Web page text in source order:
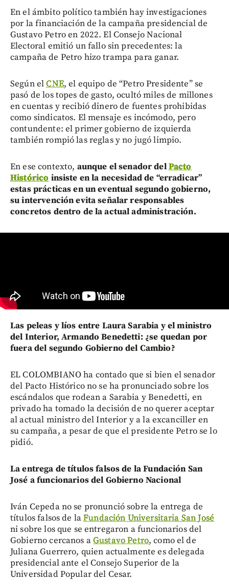
En el ámbito político también hay investigaciones
por la financiación de la campaña presidencial de
Gustavo Petro en 2022. El Consejo Nacional
Electoral emitió un fallo sin precedentes: la
campaña de Petro hizo trampa para ganar.
Según elCNE, el equipo de “Petro Presidente” se
pasó de los topes de gasto, ocultó miles de millones
en cuentas y recibió dinero de fuentes prohibidas
como sindicatos. El mensaje es incómodo, pero
contundente: el primer gobierno de izquierda
también rompió las reglas y no jugó limpio.
En ese contexto, aunque el senador delPacto
Histórico insiste en la necesidad de “erradicar”
estas prácticas en un eventual segundo gobierno,
su intervención evita señalar responsables
concretos dentro de la actual administración.
Las peleas y líos entre Laura Sarabia y el ministro
del Interior, Armando Benedetti: ¿se quedan por
fuera del segundo Gobierno del Cambio?
EL COLOMBIANO ha contado que si bien el senador
del Pacto Histórico no se ha pronunciado sobre los
escándalos que rodean a Sarabia y Benedetti, en
privado ha tomado la decisión de no querer aceptar
al actual ministro del Interior y a la excanciller en
su campaña, a pesar de que el presidente Petro se lo
pidió.
La entrega de títulos falsos de la Fundación San
José a funcionarios del Gobierno Nacional
Iván Cepeda no se pronunció sobre la entrega de
títulos falsos de laFundación Universitaria San José
ni sobre los que se entregaron a funcionarios del
Gobierno cercanos aGustavo Petro, como el de
Juliana Guerrero, quien actualmente es delegada
presidencial ante el Consejo Superior de la
Universidad Popular del Cesar.